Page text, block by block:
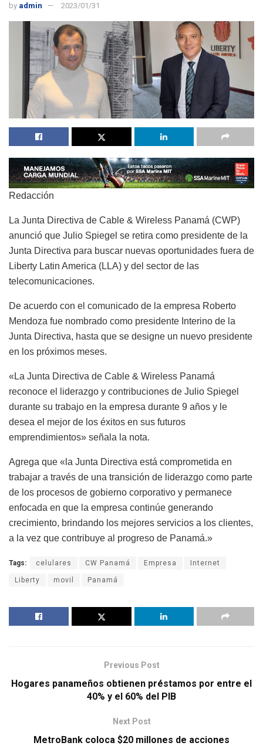
by admin 2023/01/31
Redacción
La Junta Directiva de Cable & Wireless Panamá (CWP)
anunció que Julio Spiegel se retira como presidente de la
Junta Directiva para buscar nuevas oportunidades fuera de
Liberty Latin America (LLA) y del sector de las
telecomunicaciones.
De acuerdo con el comunicado de la empresa Roberto
Mendoza fue nombrado como presidente Interino de la
Junta Directiva, hasta que se designe un nuevo presidente
en los próximos meses.
«La Junta Directiva de Cable & Wireless Panamá
reconoce el liderazgo y contribuciones de Julio Spiegel
durante su trabajo en la empresa durante 9 años y le
desea el mejor de los éxitos en sus futuros
emprendimientos» señala la nota.
Agrega que «la Junta Directiva está comprometida en
trabajar a través de una transición de liderazgo como parte
de los procesos de gobierno corporativo y permanece
enfocada en que la empresa continúe generando
crecimiento, brindando los mejores servicios a los clientes,
a la vez que contribuye al progreso de Panamá.»
Tags: celulares CW Panamá Empresa Internet
Liberty movil Panamá
Previous Post
Hogares panameños obtienen préstamos por entre el
40% y el 60% del PIB
Next Post
MetroBank coloca $20 millones de acciones